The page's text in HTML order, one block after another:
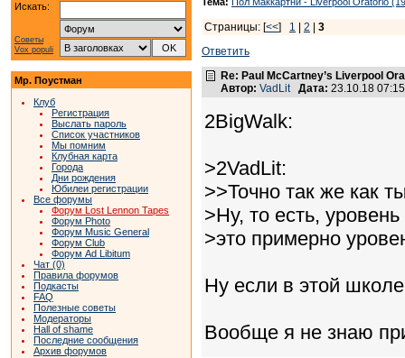
Искать:
Советы
Vox populi
Мр. Поустман
Клуб
Регистрация
Выслать пароль
Список участников
Мы помним
Клубная карта
Города
Дни рождения
Юбилеи регистрации
Все форумы
Форум Lost Lennon Tapes
Форум Photo
Форум Music General
Форум Club
Форум Ad Libitum
Чат (0)
Правила форумов
Подкасты
FAQ
Полезные советы
Модераторы
Hall of shame
Последние сообщения
Архив форумов
Страницы: [<<] 1 2
3
Ответить
Re: Paul McCartney’s Liverpool
Автор: VadLit Дата: 23.10.18
2BigWalk:
>2VadLit:
>>Точно так же как
>Ну, то есть,
>это примерно
Ну если в этой
Вообще я не знаю